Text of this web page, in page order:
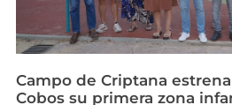
Campo de Criptana
Cobos su primera zona